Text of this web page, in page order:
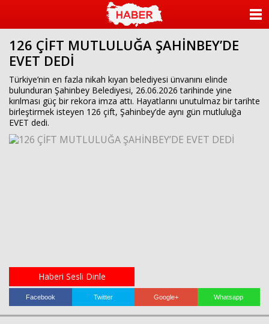
126 ÇİFT MUTLULUĞA ŞAHİNBEY’DE
EVET DEDİ
Türkiye’nin en fazla nikah kıyan belediyesi ünvanını elinde
bulunduran Şahinbey Belediyesi, 26.06.2026 tarihinde yine
kırılması güç bir rekora imza attı. Hayatlarını unutulmaz bir tarihte
birleştirmek isteyen 126 çift, Şahinbey’de aynı gün mutluluğa
EVET dedi.
Haberi Sesli Dinle
Facebook Twitter Google+ Whatsapp
KATEGORİLER
ANKETLER